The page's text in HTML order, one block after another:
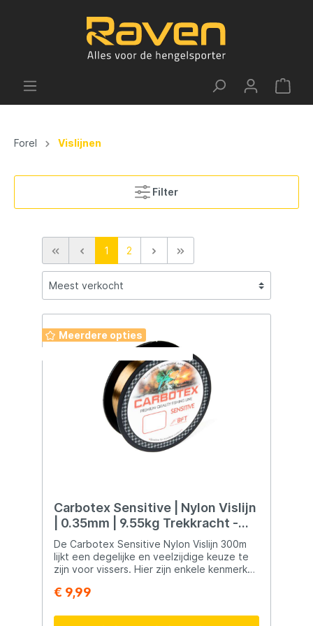
Forel Vislijnen
Filter
1 2
Meerdere opties
Carbotex Sensitive | Nylon Vislijn
| 0.35mm | 9.55kg Trekkracht -
300m
De Carbotex Sensitive Nylon Vislijn 300m
lijkt een degelijke en veelzijdige keuze te
zijn voor vissers. Hier zijn enkele kenmerken
Degelijke Nylon Hoofdlijn: De lijn wordt
hoofdlijn, wat betekent dat het geschikt is
€ 9,99